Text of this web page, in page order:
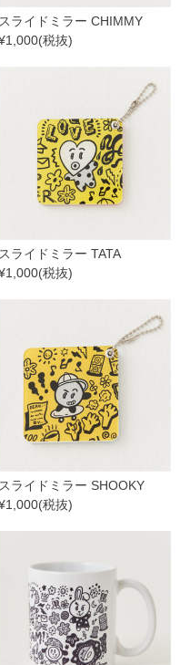
スライドミラー CHIMMY
税抜)
スライドミラー TATA
税抜)
スライドミラー SHOOKY
税抜)